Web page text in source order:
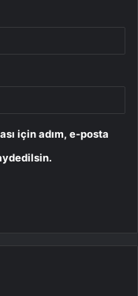
için adım, e-posta